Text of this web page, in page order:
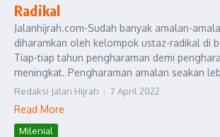
Radikal
Jalanhijrah.com-Sudah banyak amalan-
diharamkan oleh kelompok ustaz-radikal di
Tiap-tiap tahun pengharaman demi
meningkat. Pengharaman amalan seakan
Redaksi Jalan Hijrah 7 April 2022
Read More
Milenial